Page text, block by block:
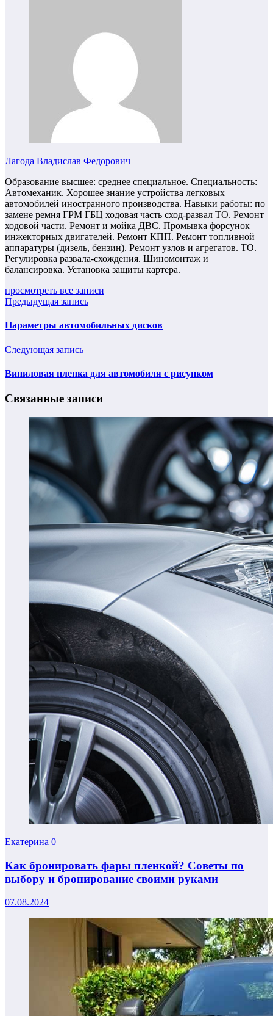
Лагода Владислав Федорович
Образование высшее: среднее специальное. Специальность:
Автомеханик. Хорошее знание устройства легковых
автомобилей иностранного производства. Навыки работы: по
замене ремня ГРМ ГБЦ ходовая часть сход-развал ТО. Ремонт
ходовой части. Ремонт и мойка ДВС. Промывка форсунок
инжекторных двигателей. Ремонт КПП. Ремонт топливной
аппаратуры (дизель, бензин). Ремонт узлов и агрегатов. ТО.
Регулировка развала-схождения. Шиномонтаж и
балансировка. Установка защиты картера.
просмотреть все записи
Предыдущая запись
Параметры автомобильных дисков
Следующая запись
Виниловая пленка для автомобиля с рисунком
Связанные записи
Екатерина 0
Как бронировать фары пленкой? Советы по
выбору и бронирование своими руками
07.08.2024